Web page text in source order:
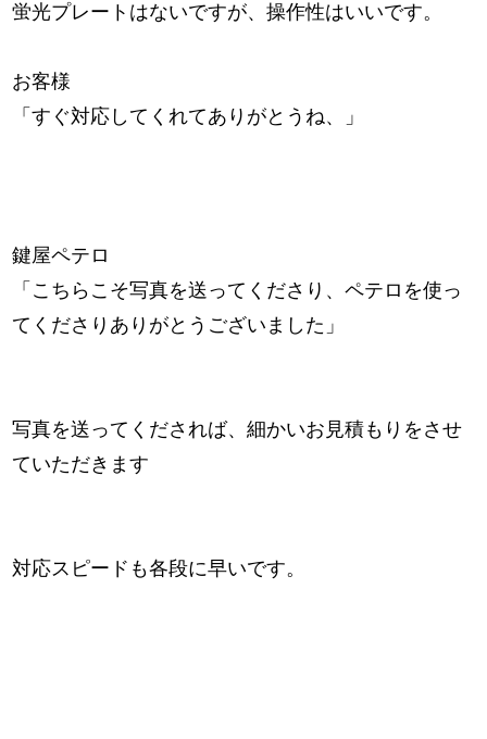
蛍光プレートはないですが、操作性はいいです。
お客様
「すぐ対応してくれてありがとうね、」
鍵屋ペテロ
「こちらこそ写真を送ってくださり、ペテロを使っ
てくださりありがとうございました」
写真を送ってくだされば、細かいお見積もりをさせ
ていただきます
対応スピードも各段に早いです。